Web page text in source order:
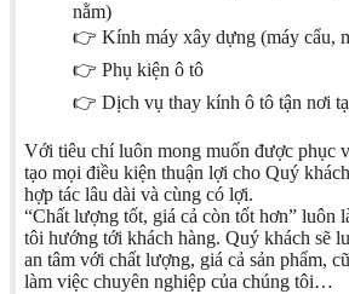
nằm)
👉 Kính máy xây dựng (máy cẩu,
👉 Phụ kiện ô tô
👉 Dịch vụ thay kính ô tô tận nơi
Với tiêu chí luôn mong muốn được phục
tạo mọi điều kiện thuận lợi cho Quý
hợp tác lâu dài và cùng có lợi.
“Chất lượng tốt, giá cả còn tốt hơn” luôn
tôi hướng tới khách hàng. Quý khách sẽ
an tâm với chất lượng, giá cả sản phẩm,
làm việc chuyên nghiệp của chúng tôi…